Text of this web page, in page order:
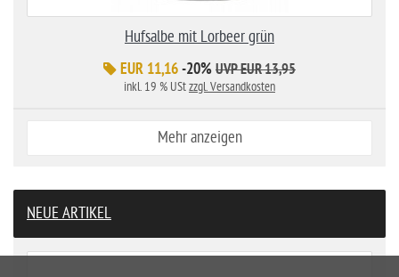
Hufsalbe mit Lorbeer grün
EUR 11,16-20% UVP EUR 13,95
inkl. 19 % UStzzgl. Versandkosten
Mehr anzeigen
NEUE ARTIKEL